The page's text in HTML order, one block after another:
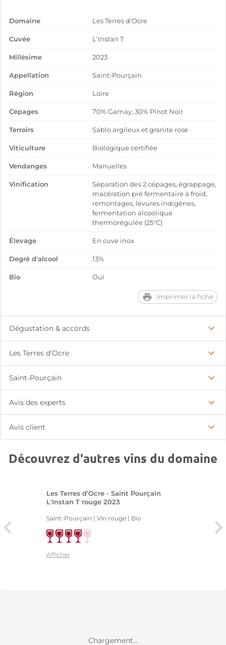
Domaine Les Terres d'Ocre
Cuvée L'Instan T
Millésime 2023
Appellation Saint-Pourçain
Région Loire
Cépages 70% Gamay, 30% Pinot Noir
Terroirs Sablo argileux et granite rose
Viticulture Biologique certifiée
Vendanges Manuelles
Vinification
Séparation des 2 cépages, égrappage,
macération pré fermentaire à froid,
remontages, levures indigènes,
fermentation alcoolique
thermorégulée (25°C)
Élevage En cuve inox
Degré d'alcool 13%
Bio Oui
Imprimer la fiche
Dégustation & accords
Les Terres d'Ocre
Saint-Pourçain
Avis des experts
Avis client
Découvrez d'autres vins du domaine
Les Terres d'Ocre - Saint Pourçain
L'Instan T rouge 2023
Saint-Pourçain | Vin rouge| Bio
Afficher
Chargement...